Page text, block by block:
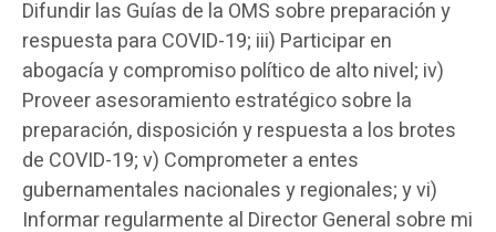
Difundir las Guías de la OMS sobre preparación y
respuesta para COVID-19; iii) Participar en
abogacía y compromiso político de alto nivel; iv)
Proveer asesoramiento estratégico sobre la
preparación, disposición y respuesta a los brotes
de COVID-19; v) Comprometer a entes
gubernamentales nacionales y regionales; y vi)
Informar regularmente al Director General sobre mi